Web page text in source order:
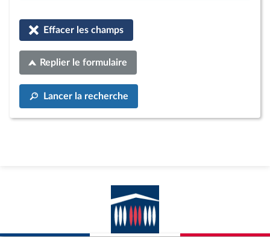
Effacer les champs
Replier le formulaire
Lancer la recherche